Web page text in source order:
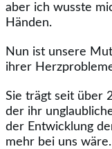
aber ich wusste
Händen.
Nun ist unsere
ihrer
Sie trägt seit über
der ihr
der Entwicklung
mehr bei uns wäre.